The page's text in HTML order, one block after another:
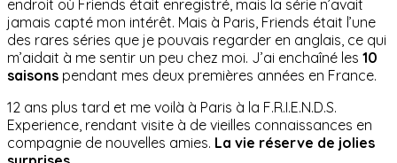
endroit où Friends était enregistré, mais la série n’avait
jamais capté mon intérêt. Mais à Paris, Friends était l’une
des rares séries que je pouvais regarder en anglais, ce qui
m’aidait à me sentir un peu chez moi. J’ai enchaîné les 10
saisons pendant mes deux premières années en France.
12 ans plus tard et me voilà à Paris à la F.R.I.E.N.D.S.
Experience, rendant visite à de vieilles connaissances en
compagnie de nouvelles amies. La vie réserve de jolies